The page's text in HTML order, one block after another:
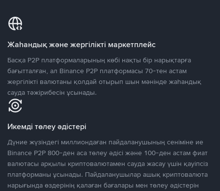
Жаһандық және жергілікті маркетплейс
Басқа P2P платформаларының көбі нақты бір нарықтарға
бағытталған, ал Binance P2P платформасы 70-тен астам
жергілікті валютаны қолдай отырып шын мәнінде жаһандық
сауда тәжірибесін ұсынады.
Икемді төлеу әдістері
Дүние жүзіндегі миллиондаған пайдаланушының сеніміне ие
Binance P2P 800-ден аса төлеу әдісі және 100-ден астам фиат
валютасы арқылы криптовалютамен сауда жасау үшін қауіпсіз
платформаны ұсынады. Пайдаланушылар ашық криптовалюта
нарығында өздерінің қалаған бағалары мен төлеу әдістерін